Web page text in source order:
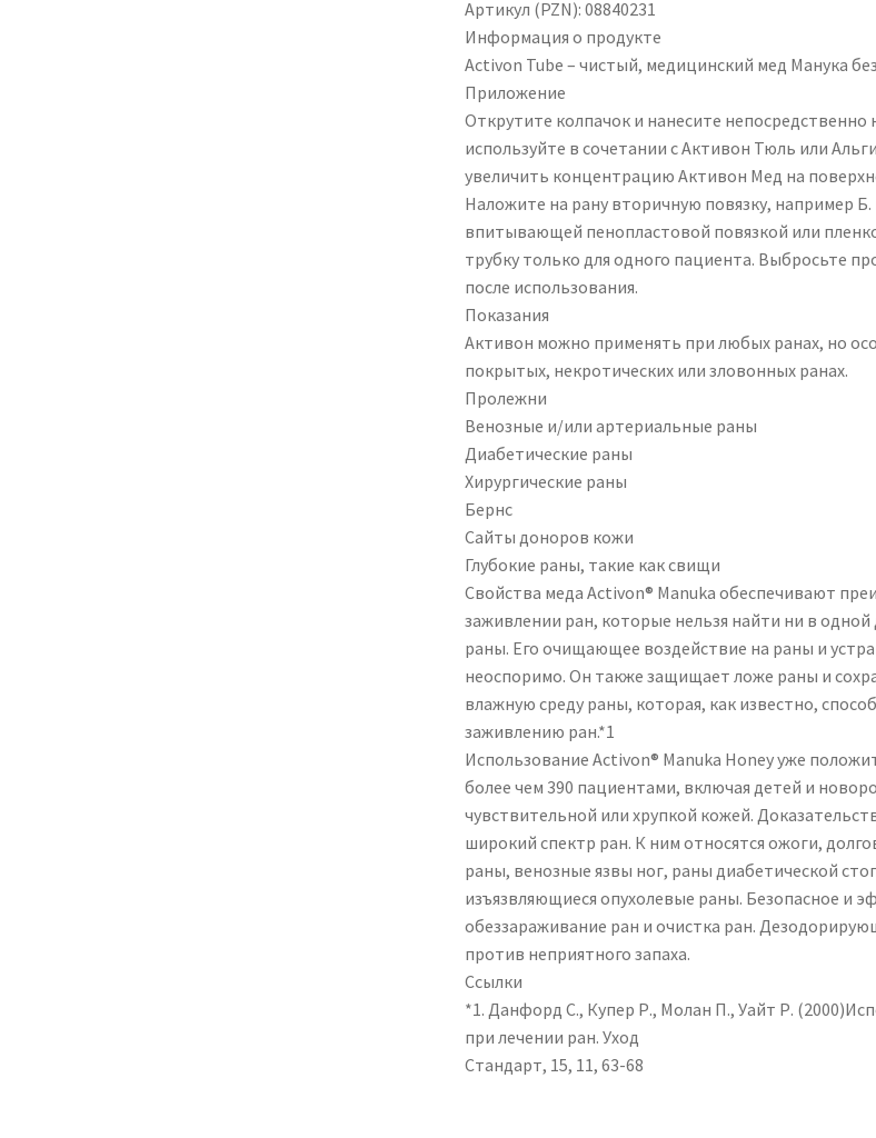
Артикул (PZN): 08840231
Информация о продукте
Activon Tube – чистый, медицинский мед Манука
Приложение
Открутите колпачок и нанесите непосредственно
используйте в сочетании с Активон Тюль или
увеличить концентрацию Активон Мед на
Наложите на рану вторичную повязку, например
впитывающей пенопластовой повязкой или
трубку только для одного пациента. Выбросьте
после использования.
Показания
Активон можно применять при любых ранах, но
покрытых, некротических или зловонных ранах.
Пролежни
Венозные и/или артериальные раны
Диабетические раны
Хирургические раны
Бернс
Сайты доноров кожи
Глубокие раны, такие как свищи
Свойства меда Activon® Manuka обеспечивают
заживлении ран, которые нельзя найти ни в одной
раны. Его очищающее воздействие на раны и
неоспоримо. Он также защищает ложе раны и
влажную среду раны, которая, как известно,
заживлению ран.*1
Использование Activon® Manuka Honey уже
более чем 390 пациентами, включая детей и
чувствительной или хрупкой кожей.
широкий спектр ран. К ним относятся ожоги,
раны, венозные язвы ног, раны диабетической
изъязвляющиеся опухолевые раны. Безопасное и
обеззараживание ран и очистка ран.
против неприятного запаха.
Ссылки
*1. Данфорд С., Купер Р., Молан П., Уайт Р.
при лечении ран. Уход
Стандарт, 15, 11, 63-68